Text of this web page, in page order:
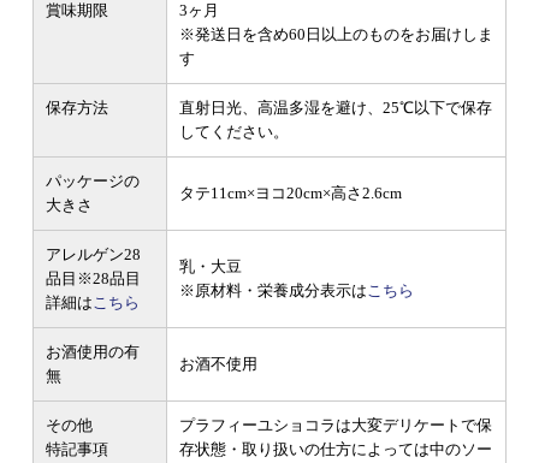
賞味期限
3ヶ月
※発送日を含め60日以上のものをお届けしま
す
保存方法
直射日光、高温多湿を避け、25℃以下で保存
してください。
パッケージの
大きさ
タテ11cm×ヨコ20cm×高さ2.6cm
アレルゲン28
品目 ※28品目
詳細はこちら
乳・大豆
※原材料・栄養成分表示はこちら
お酒使用の有
無
お酒不使用
その他
特記事項
プラフィーユショコラは大変デリケートで保
存状態・取り扱いの仕方によっては中のソー